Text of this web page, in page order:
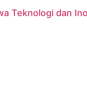
Teknologi dan